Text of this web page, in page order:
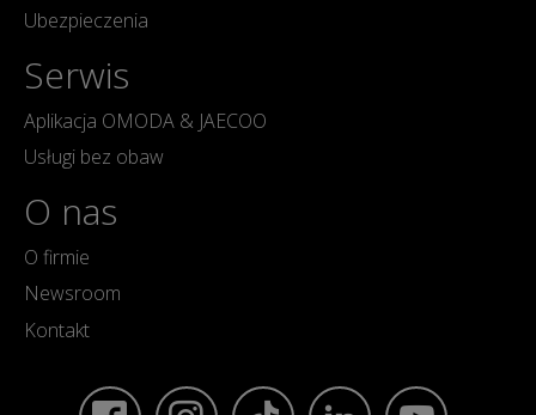
Ubezpieczenia
Serwis
Aplikacja OMODA & JAECOO
Usługi bez obaw
O nas
O firmie
Newsroom
Kontakt